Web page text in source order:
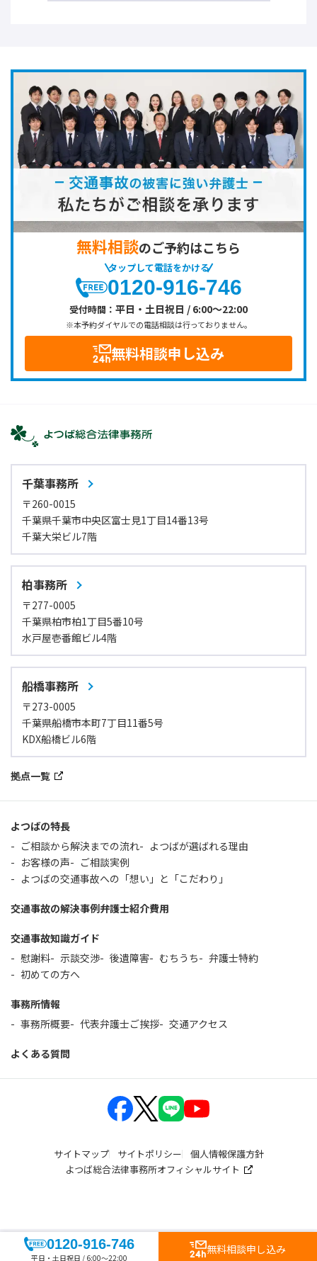
0120-916-746
平日・土日祝日 / 6:00～22:00
無料相談申し込み
無料相談のご予約はこちら
タップして電話をかける
0120-916-746
受付時間： 平日・土日祝日 / 6:00～22:00
※本予約ダイヤルでの電話相談は行っておりません。
無料相談申し込み
千葉事務所
〒260-0015
千葉県千葉市中央区富士見1丁目14番13号
千葉大栄ビル7階
柏事務所
〒277-0005
千葉県柏市柏1丁目5番10号
水戸屋壱番館ビル4階
船橋事務所
〒273-0005
千葉県船橋市本町7丁目11番5号
KDX船橋ビル6階
拠点一覧
よつばの特長
ご相談から解決までの流れ
よつばが選ばれる理由
お客様の声
ご相談実例
よつばの交通事故への「想い」と「こだわり」
交通事故の解決事例弁護士紹介費用
交通事故知識ガイド
慰謝料
示談交渉 後遺障害 むちうち
弁護士特約
初めての方へ
事務所情報
事務所概要
代表弁護士ご挨拶 交通アクセス
よくある質問
サイトマップ サイトポリシー
個人情報保護方針
よつば総合法律事務所オフィシャルサイト